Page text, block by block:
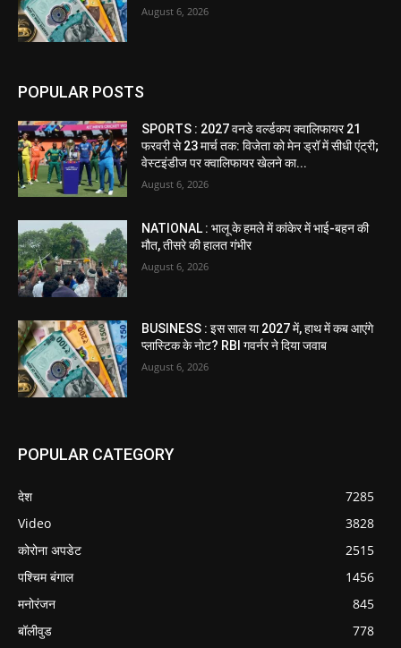
August 6, 2026
POPULAR POSTS
SPORTS : 2027 वनडे वर्ल्डकप क्वालिफायर 21
फरवरी से 23 मार्च तक: विजेता को मेन ड्रॉ में सीधी एंट्री;
वेस्टइंडीज पर क्वालिफायर खेलने का...
August 6, 2026
NATIONAL : भालू के हमले में कांकेर में भाई-बहन की
मौत, तीसरे की हालत गंभीर
August 6, 2026
BUSINESS : इस साल या 2027 में, हाथ में कब आएंगे
प्लास्टिक के नोट? RBI गवर्नर ने दिया जवाब
August 6, 2026
POPULAR CATEGORY
देश
7285
Video
3828
कोरोना अपडेट
2515
पश्चिम बंगाल
1456
मनोरंजन
845
बॉलीवुड
778